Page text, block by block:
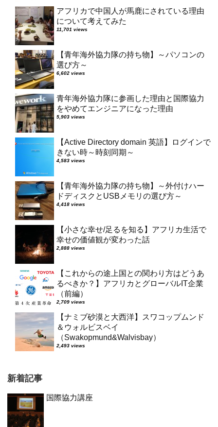
アフリカで中国人が馬鹿にされている理由
について考えてみた
11,701 views
【青年海外協力隊の持ち物】～パソコンの
選び方～
6,602 views
青年海外協力隊に参画した理由と国際協力
をやめてエンジニアになった理由
5,903 views
【Active Directory domain 英語】ログインで
きない時～時刻同期～
4,583 views
【青年海外協力隊の持ち物】～外付けハー
ドディスクとUSBメモリの選び方～
4,418 views
【小さな幸せ/足るを知る】アフリカ生活で
幸せの価値観が変わった話
2,888 views
【これからの途上国との関わり方はどうあ
るべきか？】アフリカとグローバルIT企業
（前編）
2,709 views
【ナミブ砂漠と大西洋】スワコップムンド
＆ウォルビスベイ
（Swakopmund&Walvisbay）
2,493 views
新着記事
国際協力講座